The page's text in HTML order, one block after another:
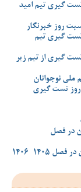
گیری تیم امید
روز خبرنگار
تست گیری تیم
گیری از تیم زیر
ملی نوجوانان
روز تست گیری
در فصل
1406